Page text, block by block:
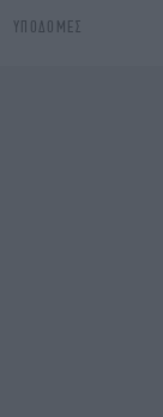
ΥΠΟΔΟΜΈΣ